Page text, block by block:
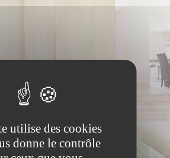
utilise des cookies
donne le contrôle